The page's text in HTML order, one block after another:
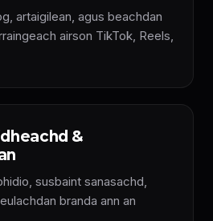
artaigilean, agus beachdan
airson TikTok, Reels,
&
susbaint sanasachd,
branda ann an